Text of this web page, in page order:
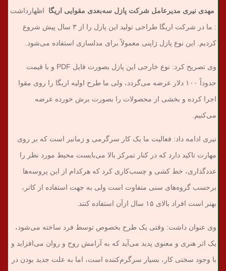
مهدی نیری مدیرعامل شرکت پازل سه‌بعدی مقوایی اریگا
اظهارداشت
: ما در شرکت اریگا طراحی تولید این پازل را از ۳ سال پیش شروع
کردیم. این نوع پازل ژاپنی معمولاً برای مدلسازی استفاده می‌شود.
وی تصریح کرد: نوع خارجی این پازل بصورت فایل PDF و با قیمت
حدوداً ۱۰۰ دلار عرضه می‌گردد، ولی ما طرح اولیه اریگا را روی مقوا
اجرا کرده و بخشی از محصولات را بصورت برش خورده عرضه
می‌کنیم.
نیری ادامه داد: فعالیت ما یک کار سرگرمی و زمانبر است که بر روی
مهارت تاکید دارد که در کنار تمرکز بالا می‌بایست محیط مورد نظر را
عددگذاری، خط کشی و چسب‌کاری کرد که هرکدام از این پروسه‌ها
برحسب گروه‌های سنی متفاوت است ولی به جهت استفاده از کاتر،
بهتر است افراد بالای ۱۵ سال ازآن استفاده کنند.
وی عنوان داشت: وقتی یک طرح بخصوص توسط فرد ساخته می‌شود،
یک اثر هنری و معنوی پدید می‌آید که به آرامش روح و روان می‌افزاید و
با وجود سختی کار، بسیار سرگرم‌کننده است، اما به علت جدید بودن در